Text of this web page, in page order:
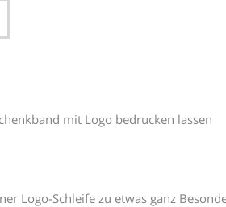
mit Logo bedrucken lassen
Logo-Schleife zu etwas ganz